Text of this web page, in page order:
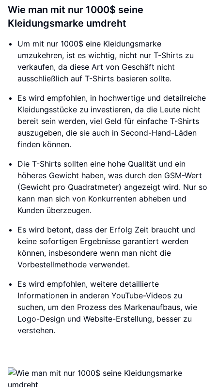
Wie man mit nur 1000$ seine
Kleidungsmarke umdreht
Um mit nur 1000$ eine Kleidungsmarke
umzukehren, ist es wichtig, nicht nur T-Shirts zu
verkaufen, da diese Art von Geschäft nicht
ausschließlich auf T-Shirts basieren sollte.
Es wird empfohlen, in hochwertige und detailreiche
Kleidungsstücke zu investieren, da die Leute nicht
bereit sein werden, viel Geld für einfache T-Shirts
auszugeben, die sie auch in Second-Hand-Läden
finden können.
Die T-Shirts sollten eine hohe Qualität und ein
höheres Gewicht haben, was durch den GSM-Wert
(Gewicht pro Quadratmeter) angezeigt wird. Nur so
kann man sich von Konkurrenten abheben und
Kunden überzeugen.
Es wird betont, dass der Erfolg Zeit braucht und
keine sofortigen Ergebnisse garantiert werden
können, insbesondere wenn man nicht die
Vorbestellmethode verwendet.
Es wird empfohlen, weitere detaillierte
Informationen in anderen YouTube-Videos zu
suchen, um den Prozess des Markenaufbaus, wie
Logo-Design und Website-Erstellung, besser zu
verstehen.